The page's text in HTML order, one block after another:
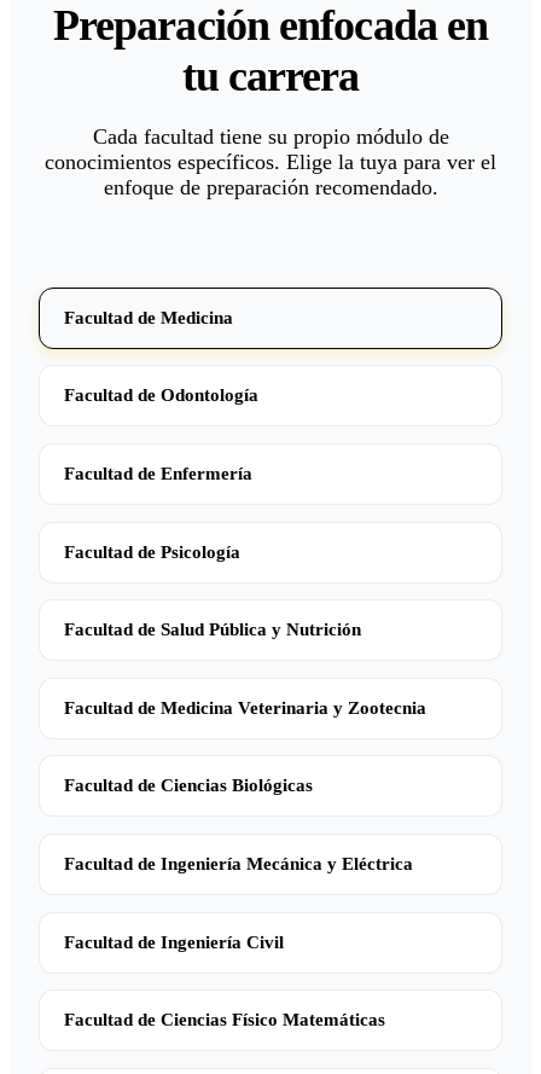
Preparación enfocada en
tu carrera
Cada facultad tiene su propio módulo de
conocimientos específicos. Elige la tuya para ver el
enfoque de preparación recomendado.
Facultad de Medicina
Facultad de Odontología
Facultad de Enfermería
Facultad de Psicología
Facultad de Salud Pública y Nutrición
Facultad de Medicina Veterinaria y Zootecnia
Facultad de Ciencias Biológicas
Facultad de Ingeniería Mecánica y Eléctrica
Facultad de Ingeniería Civil
Facultad de Ciencias Físico Matemáticas